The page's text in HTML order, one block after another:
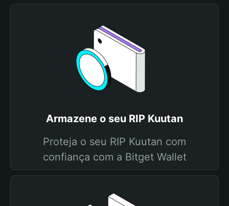
Armazene o seu RIP Kuutan
Proteja o seu RIP Kuutan com
confiança com a Bitget Wallet